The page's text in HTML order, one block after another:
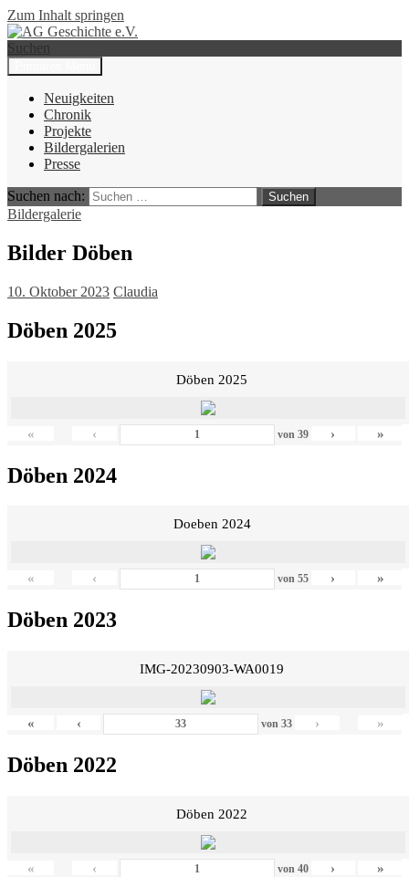
Zum Inhalt springen
AG Geschichte e.V.
Suchen
Neuigkeiten
Chronik
Projekte
Bildergalerien
Presse
Suchen nach:
Bildergalerie
Bilder Döben
10. Oktober 2023 Claudia
Döben 2025
Döben 2025
« ‹ von 39 › »
Döben 2024
Doeben 2024
« ‹ von 55 › »
Döben 2023
IMG-20230903-WA0019
« ‹ von33 › »
Döben 2022
Döben 2022
« ‹ von 40 › »